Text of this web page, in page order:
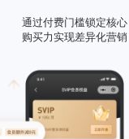
通过付费门槛锁定核心
购买力实现差异化营销